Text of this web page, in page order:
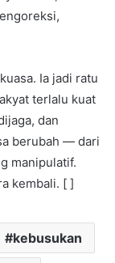
Ia jadi ratu
terlalu kuat
dan
berubah — dari
manipulatif.
kembali. [ ]
kebusukan